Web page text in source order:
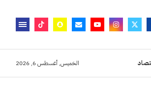
الخميس, أغسطس 6, 2026